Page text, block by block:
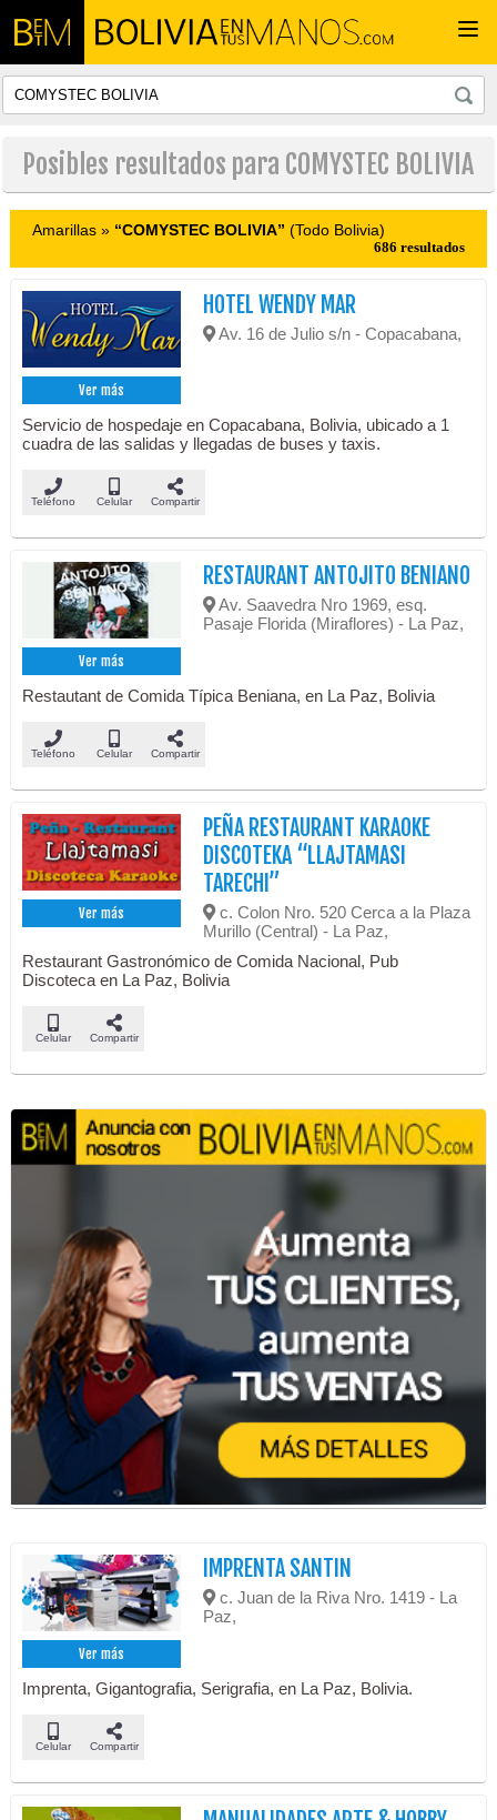
Posibles resultados para COMYSTEC BOLIVIA
Amarillas » “COMYSTEC BOLIVIA” (Todo Bolivia)
686 resultados
Ver más
HOTEL WENDY MAR
Av. 16 de Julio s/n - Copacabana,
Servicio de hospedaje en Copacabana, Bolivia, ubicado a 1
cuadra de las salidas y llegadas de buses y taxis.
Teléfono Celular Compartir
Ver más
RESTAURANT ANTOJITO BENIANO
Av. Saavedra Nro 1969, esq.
Pasaje Florida (Miraflores) - La Paz,
Restautant de Comida Típica Beniana, en La Paz, Bolivia
Teléfono Celular Compartir
Ver más
PEÑA RESTAURANT KARAOKE
DISCOTEKA “LLAJTAMASI
TARECHI”
c. Colon Nro. 520 Cerca a la Plaza
Murillo (Central) - La Paz,
Restaurant Gastronómico de Comida Nacional, Pub
Discoteca en La Paz, Bolivia
Celular Compartir
Ver más
IMPRENTA SANTIN
c. Juan de la Riva Nro. 1419 - La
Paz,
Imprenta, Gigantografia, Serigrafia, en La Paz, Bolivia.
Celular Compartir